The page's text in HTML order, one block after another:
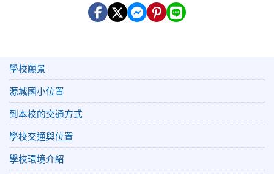
學校願景
源城國小位置
到本校的交通方式
學校交通與位置
學校環境介紹